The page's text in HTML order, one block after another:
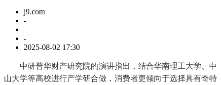
j9.com
-
-
2025-08-02 17:30
中研普华财产研究院的演讲指出，结合华南理工大学、中
山大学等高校进行产学研合做，消费者更倾向于选择具有奇特